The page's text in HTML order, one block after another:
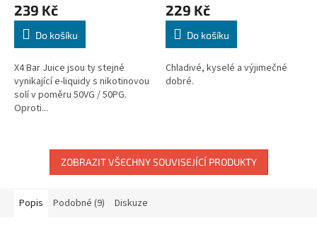
239 Kč
Do košíku
X4 Bar Juice jsou ty stejné
vynikající e-liquidy s nikotinovou
solí v poměru 50VG / 50PG.
Oproti...
229 Kč
Do košíku
Chladivé, kyselé a výjimečné
dobré.
ZOBRAZIT VŠECHNY SOUVISEJÍCÍ PRODUKTY
Popis Podobné (9) Diskuze